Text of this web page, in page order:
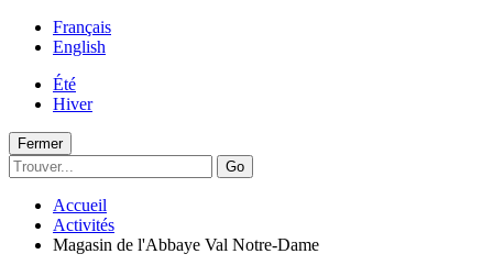
Français
English
Été
Hiver
Fermer
Go
Accueil
Activités
Magasin de l'Abbaye Val Notre-Dame